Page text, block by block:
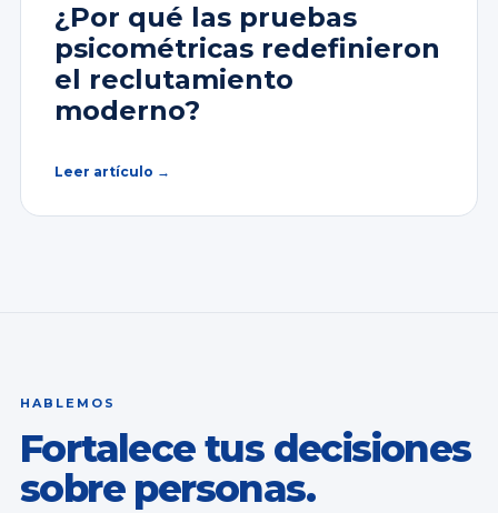
¿Por qué las pruebas
psicométricas redefinieron
el reclutamiento
moderno?
Leer artículo →
HABLEMOS
Fortalece tus decisiones
sobre personas.